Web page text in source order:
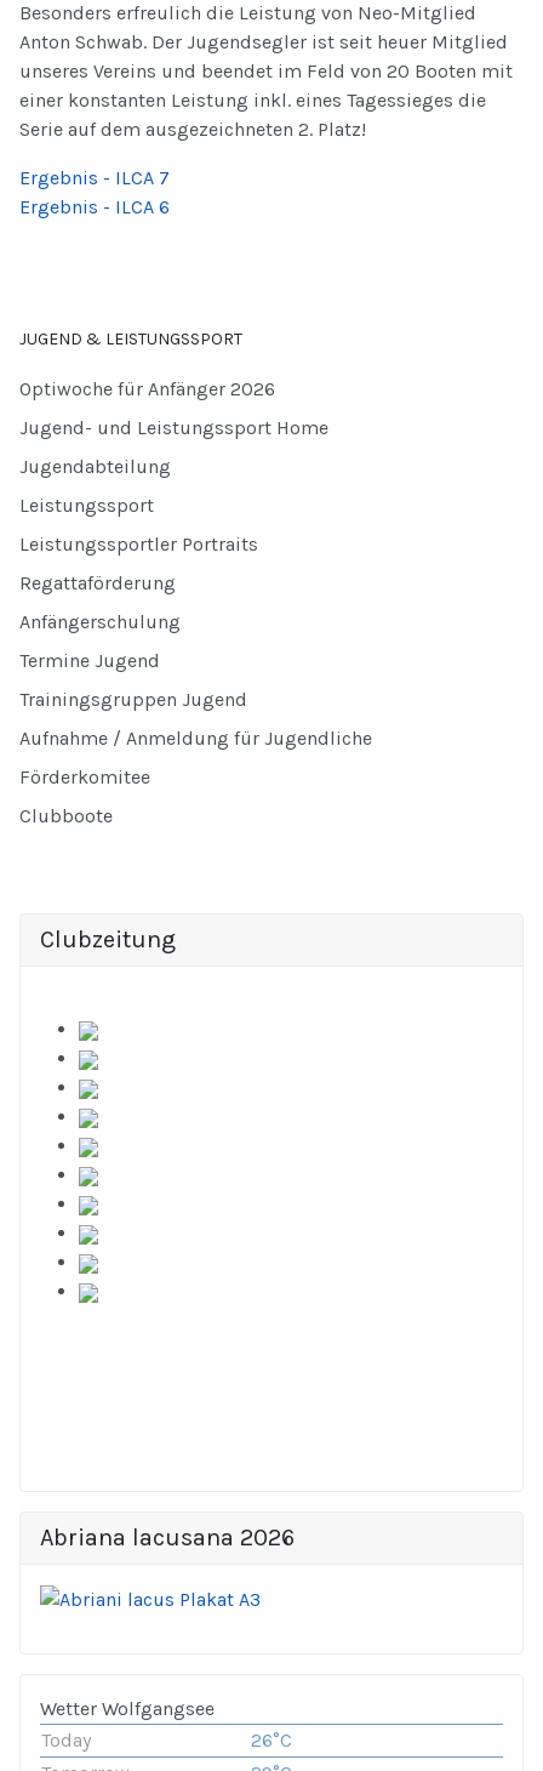
Besonders erfreulich die Leistung von Neo-Mitglied
Anton Schwab. Der Jugendsegler ist seit heuer Mitglied
unseres Vereins und beendet im Feld von 20 Booten mit
einer konstanten Leistung inkl. eines Tagessieges die
Serie auf dem ausgezeichneten 2. Platz!
Ergebnis - ILCA 7
Ergebnis - ILCA 6
JUGEND & LEISTUNGSSPORT
Optiwoche für Anfänger 2026
Jugend- und Leistungssport Home
Jugendabteilung
Leistungssport
Leistungssportler Portraits
Regattaförderung
Anfängerschulung
Termine Jugend
Trainingsgruppen Jugend
Aufnahme / Anmeldung für Jugendliche
Förderkomitee
Clubboote
Clubzeitung
Abriana lacusana 2026
Wetter Wolfgangsee
Today
26°C